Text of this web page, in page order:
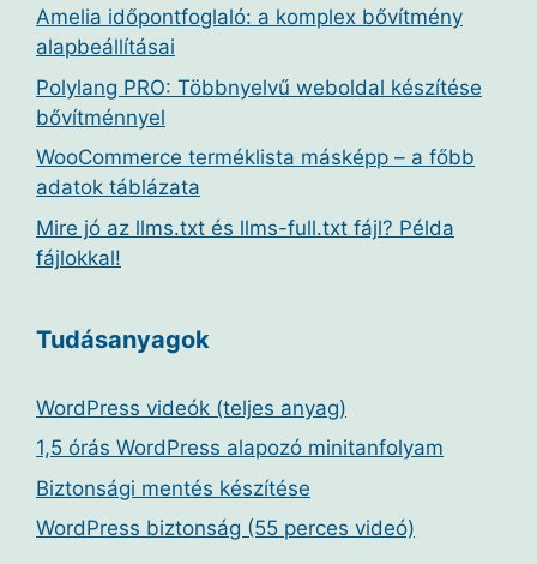
Amelia időpontfoglaló: a komplex bővítmény
alapbeállításai
Polylang PRO: Többnyelvű weboldal készítése
bővítménnyel
WooCommerce terméklista másképp – a főbb
adatok táblázata
Mire jó az llms.txt és llms-full.txt fájl? Példa
fájlokkal!
Tudásanyagok
WordPress videók (teljes anyag)
1,5 órás WordPress alapozó minitanfolyam
Biztonsági mentés készítése
WordPress biztonság (55 perces videó)